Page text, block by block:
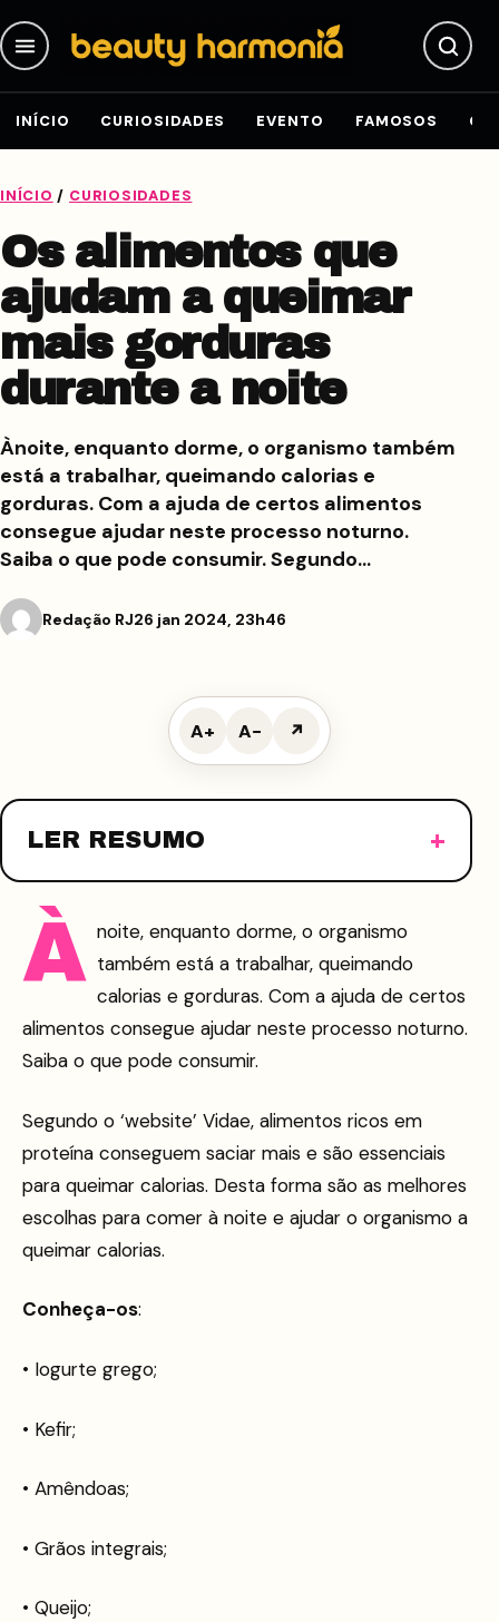
INÍCIO CURIOSIDADES EVENTO FAMOSOS
INÍCIO / CURIOSIDADES
Os alimentos que
ajudam a queimar
mais gorduras
durante a noite
Ànoite, enquanto dorme, o organismo também
está a trabalhar, queimando calorias e
gorduras. Com a ajuda de certos alimentos
consegue ajudar neste processo noturno.
Saiba o que pode consumir. Segundo…
Redação RJ26 jan 2024, 23h46
A+ A− ↗
LER RESUMO
À noite, enquanto dorme, o organismo
também está a trabalhar, queimando
calorias e gorduras. Com a ajuda de certos
alimentos consegue ajudar neste processo noturno.
Saiba o que pode consumir.
Segundo o ‘website’ Vidae, alimentos ricos em
proteína conseguem saciar mais e são essenciais
para queimar calorias. Desta forma são as melhores
escolhas para comer à noite e ajudar o organismo a
queimar calorias.
Conheça-os:
• Iogurte grego;
• Kefir;
• Amêndoas;
• Grãos integrais;
• Queijo;